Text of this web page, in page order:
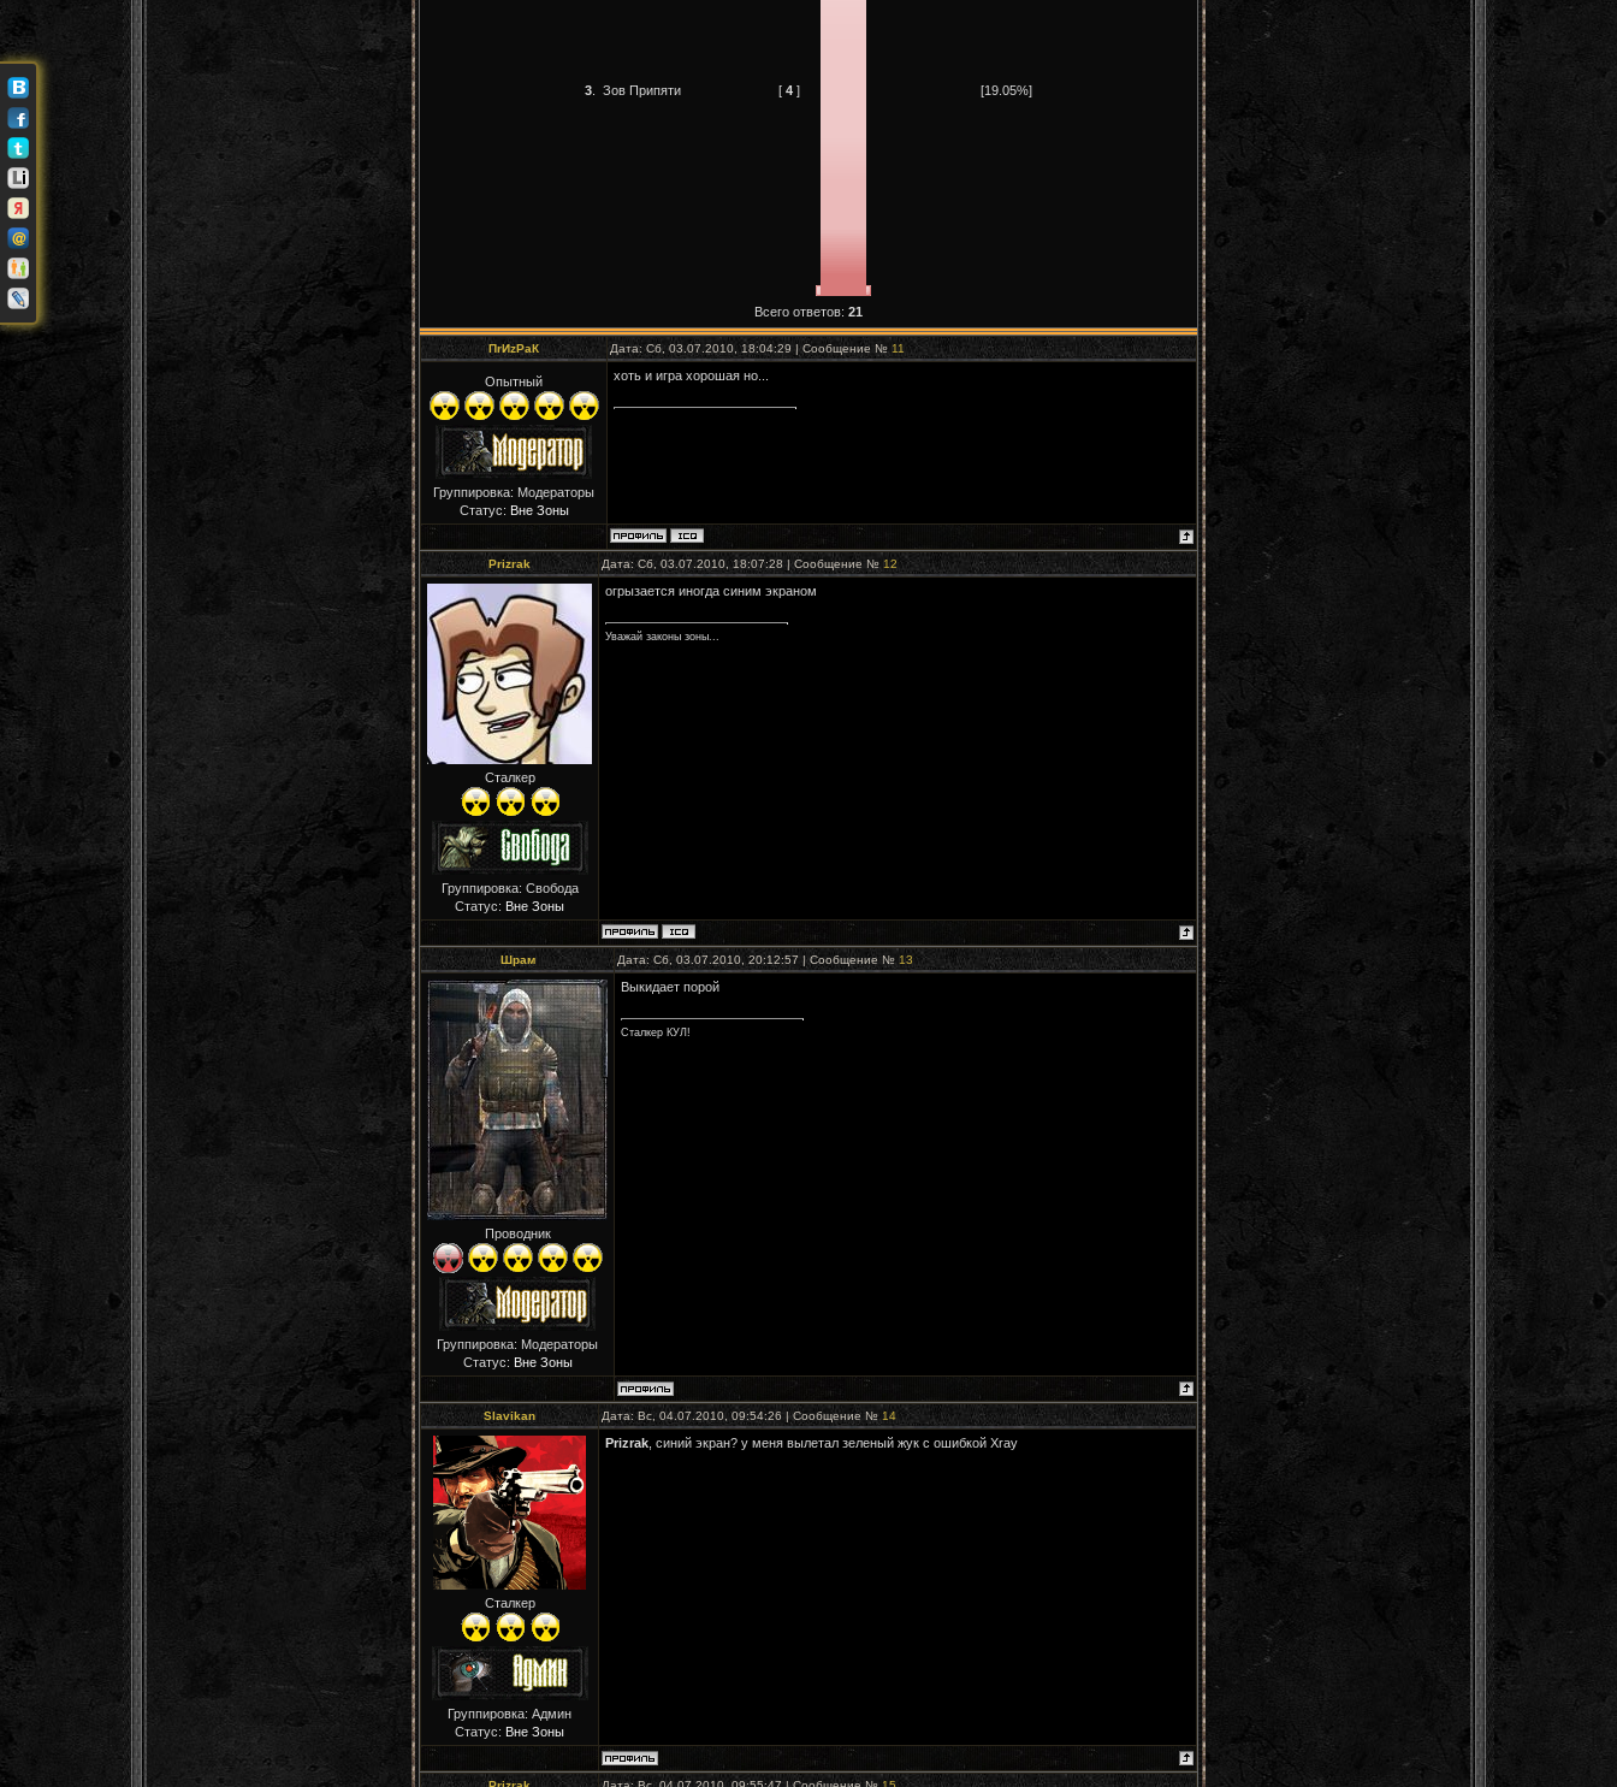
3 Зов Припяти [ 4 ] [19.05%]
Всего ответов: 21
ПrИzРaК Дата: Сб, 03.07.2010, 18:04:29 | Сообщение № 11
Опытный
Группировка: Модераторы
Статус: Вне Зоны
хоть и игра хорошая но...
Prizrak Дата: Сб, 03.07.2010, 18:07:28 | Сообщение № 12
Сталкер
Группировка: Свобода
Статус: Вне Зоны
огрызается иногда синим экраном
Уважай законы зоны...
Шрам Дата: Сб, 03.07.2010, 20:12:57 | Сообщение № 13
Проводник
Группировка: Модераторы
Статус: Вне Зоны
Выкидает порой
Сталкер КУЛ!
Slavikan Дата: Вс, 04.07.2010, 09:54:26 | Сообщение № 14
Сталкер
Группировка: Админ
Статус: Вне Зоны
Prizrak , синий экран? у меня вылетал зеленый жук с ошибкой Xray